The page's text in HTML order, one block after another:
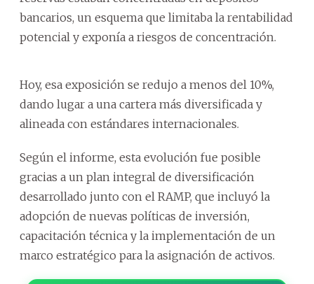
bancarios, un esquema que limitaba la rentabilidad
potencial y exponía a riesgos de concentración.
Hoy, esa exposición se redujo a menos del 10%,
dando lugar a una cartera más diversificada y
alineada con estándares internacionales.
Según el informe, esta evolución fue posible
gracias a un plan integral de diversificación
desarrollado junto con el RAMP, que incluyó la
adopción de nuevas políticas de inversión,
capacitación técnica y la implementación de un
marco estratégico para la asignación de activos.